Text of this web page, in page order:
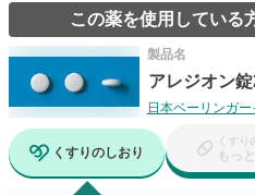
この薬を使用している
製品名
アレジオン
日本ベーリンガ
くすりのしおり
くすり
もっ